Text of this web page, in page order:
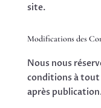
site.
Modifications des
Nous nous
conditions à
après